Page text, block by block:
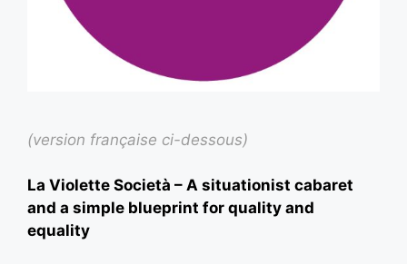
(version française ci-dessous)
La Violette Società – A situationist cabaret
and a simple blueprint for quality and
equality